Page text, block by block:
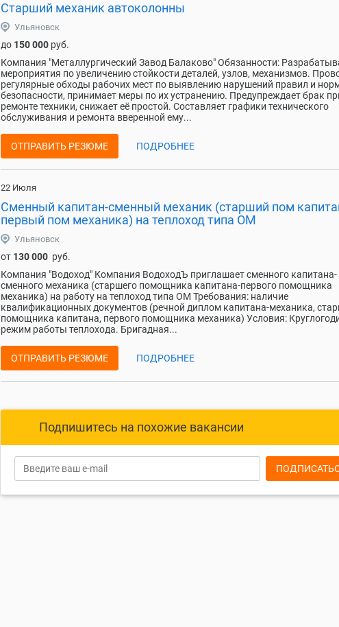
Старший механик автоколонны
Ульяновск
до 150 000 руб.
Компания "Металлургический Завод Балаково" Обязанности:
мероприятия по увеличению стойкости деталей, узлов, механизмов.
регулярные обходы рабочих мест по выявлению нарушений правил и
безопасности, принимает меры по их устранению. Предупреждает брак
ремонте техники, снижает её простой. Составляет графики технического
обслуживания и ремонта вверенной ему...
ОТПРАВИТЬ РЕЗЮМЕ ПОДРОБНЕЕ
22 Июля
Сменный капитан-сменный механик (старший пом
первый пом механика) на теплоход типа ОМ
Ульяновск
от 130 000 руб.
Компания "Водоход" Компания ВодоходЪ приглашает сменного капитана-
сменного механика (старшего помощника капитана-первого помощника
механика) на работу на теплоход типа ОМ Требования: наличие
квалификационных документов (речной диплом капитана-механика,
помощника капитана, первого помощника механика) Условия:
режим работы теплохода. Бригадная...
ОТПРАВИТЬ РЕЗЮМЕ ПОДРОБНЕЕ
Подпишитесь на похожие вакансии